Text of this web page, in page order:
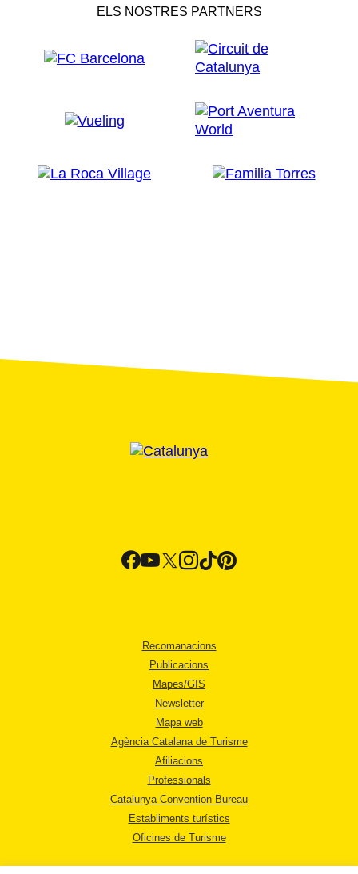
ELS NOSTRES PARTNERS
Recomanacions
Publicacions
Mapes/GIS
Newsletter
Mapa web
Agència Catalana de Turisme
Afiliacions
Professionals
Catalunya Convention Bureau
Establiments turístics
Oficines de Turisme